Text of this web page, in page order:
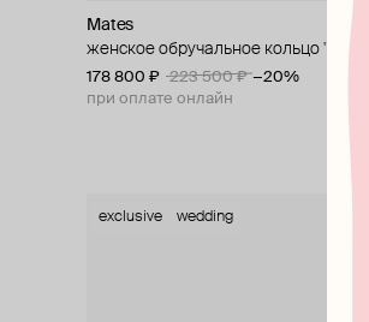
Mates
женское обручальное кольцо
178 800 ₽ 223 500 ₽ −20%
при оплате онлайн
exclusive wedding